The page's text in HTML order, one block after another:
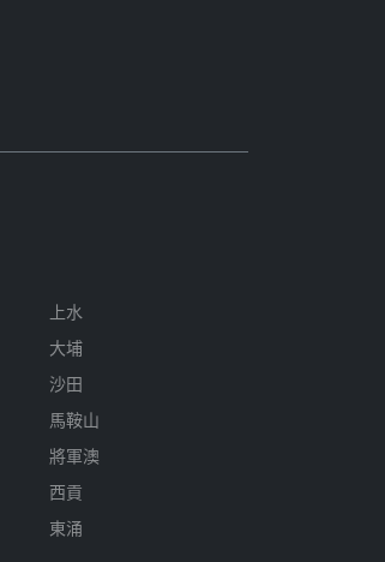
上水
大埔
沙田
馬鞍山
將軍澳
西貢
東涌